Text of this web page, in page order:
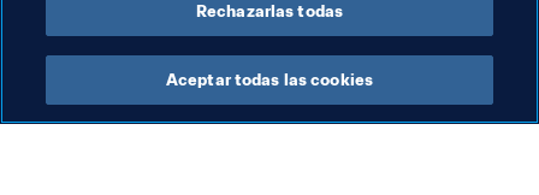
Rechazarlas todas
Aceptar todas las cookies